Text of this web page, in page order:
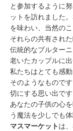
と参加するように
ットを訪れました
を味わい、当然の
それらの共有され
伝統的なブルター
老いたカップルに
私たちはとても感
そのようなもので
切にする思い出で
あなたの子供の心
う魔法を少しでも
マスマーケットは